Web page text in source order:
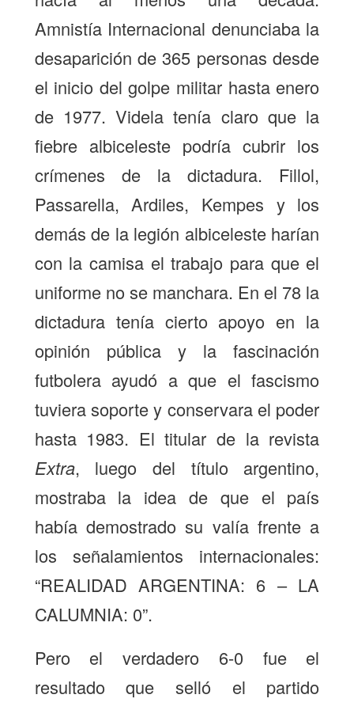
Amnistía Internacional denunciaba la
desaparición de 365 personas desde
el inicio del golpe militar hasta enero
de 1977. Videla tenía claro que la
fiebre albiceleste podría cubrir los
crímenes de la dictadura. Fillol,
Passarella, Ardiles, Kempes y los
demás de la legión albiceleste harían
con la camisa el trabajo para que el
uniforme no se manchara. En el 78 la
dictadura tenía cierto apoyo en la
opinión pública y la fascinación
futbolera ayudó a que el fascismo
tuviera soporte y conservara el poder
hasta 1983. El titular de la revista
Extra, luego del título argentino,
mostraba la idea de que el país
había demostrado su valía frente a
los señalamientos internacionales:
“REALIDAD ARGENTINA: 6 – LA
CALUMNIA: 0”.
Pero el verdadero 6-0 fue el
resultado que selló el partido